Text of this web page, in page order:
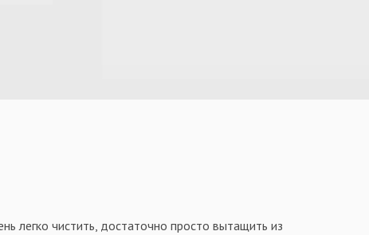
легко чистить, достаточно просто вытащить из